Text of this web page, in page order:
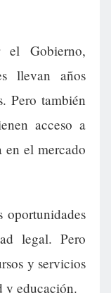
el Gobierno,
llevan años
Pero también
acceso a
en el mercado
oportunidades
legal. Pero
y servicios
y educación.